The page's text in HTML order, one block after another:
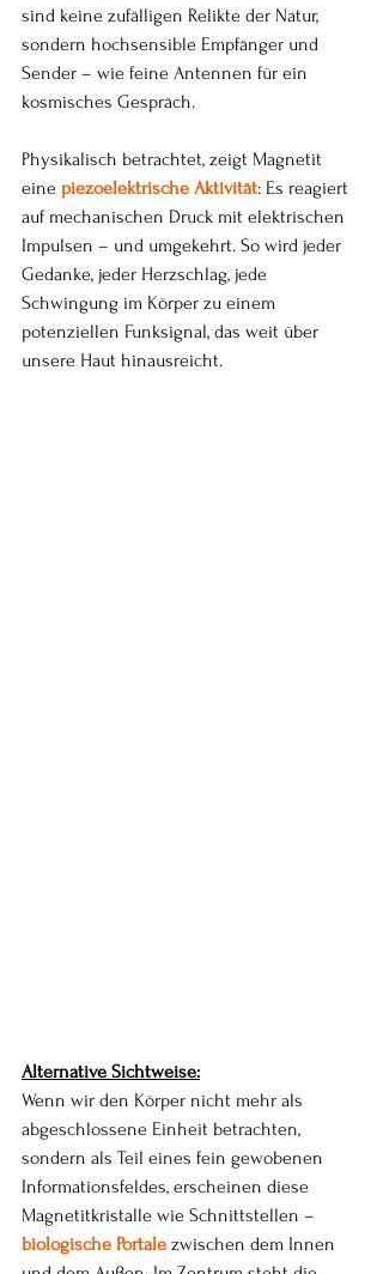
sind keine zufälligen Relikte der Natur,
sondern hochsensible Empfänger und
Sender – wie feine Antennen für ein
kosmisches Gespräch.
Physikalisch betrachtet, zeigt Magnetit
eine piezoelektrische Aktivität: Es reagiert
auf mechanischen Druck mit elektrischen
Impulsen – und umgekehrt. So wird jeder
Gedanke, jeder Herzschlag, jede
Schwingung im Körper zu einem
potenziellen Funksignal, das weit über
unsere Haut hinausreicht.
Alternative Sichtweise:
Wenn wir den Körper nicht mehr als
abgeschlossene Einheit betrachten,
sondern als Teil eines fein gewobenen
Informationsfeldes, erscheinen diese
Magnetitkristalle wie Schnittstellen –
biologische Portale zwischen dem Innen